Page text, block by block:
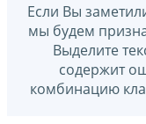
Если Вы
мы будем
Выделите
содержит
комбинацию